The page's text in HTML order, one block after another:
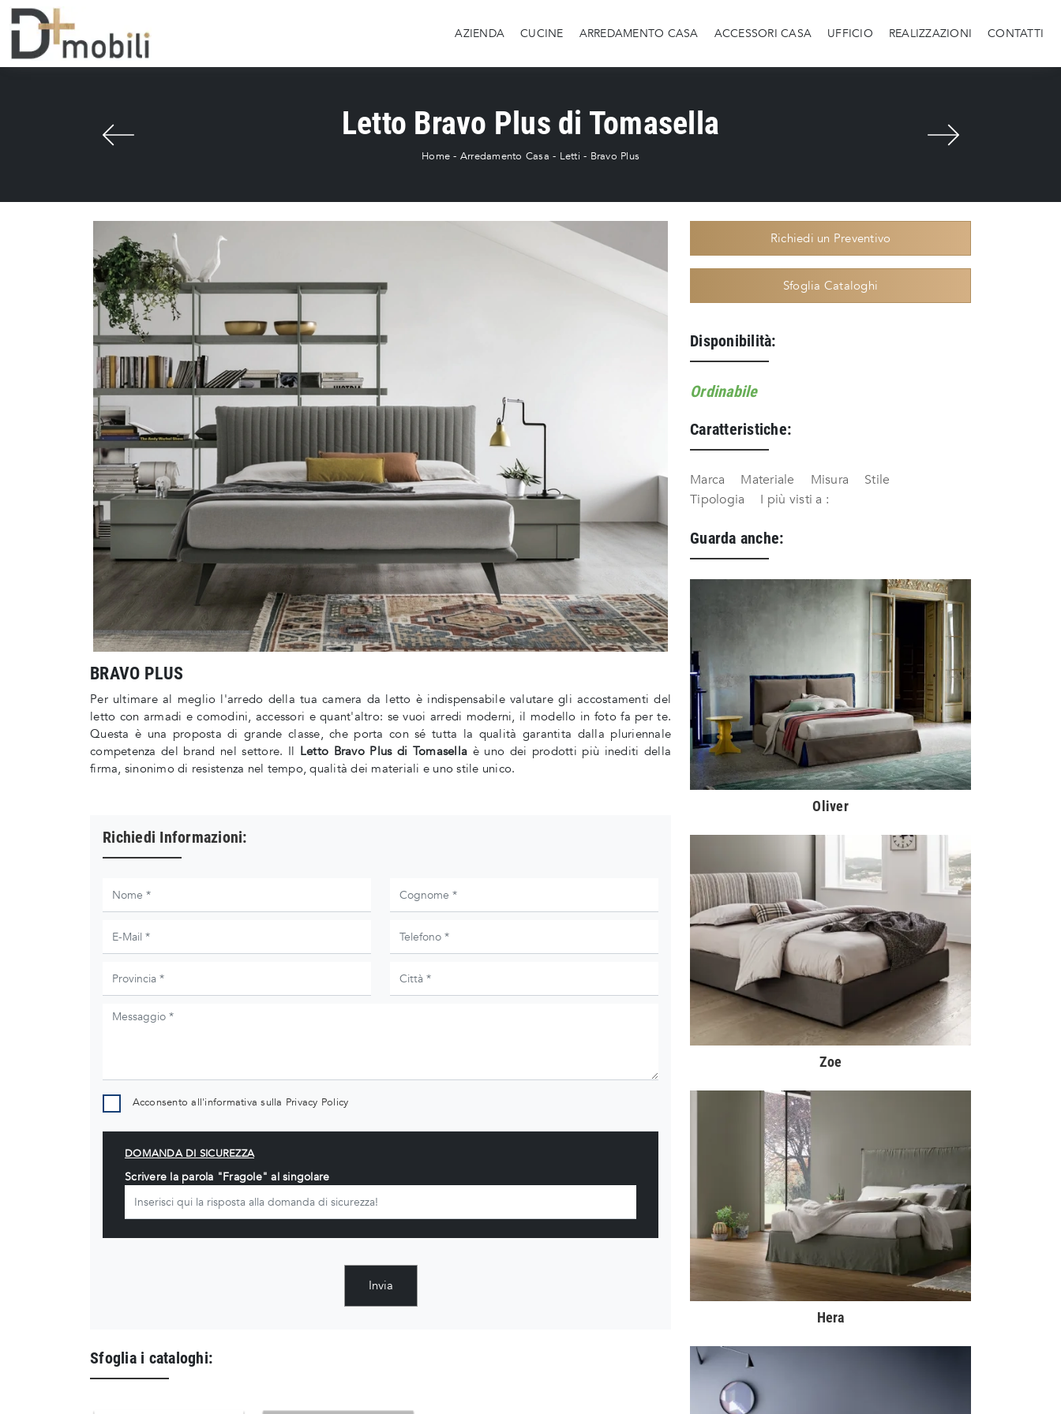
AZIENDA CUCINE ARREDAMENTO CASA ACCESSORI CASA UFFICIO REALIZZAZIONI CONTATTI
Letto Bravo Plus di Tomasella
Home - Arredamento Casa - Letti - Bravo Plus
BRAVO PLUS
Per ultimare al meglio l'arredo della tua camera da letto è indispensabile valutare gli accostamenti del
letto con armadi e comodini, accessori e quant'altro: se vuoi arredi moderni, il modello in foto fa per te.
Questa è una proposta di grande classe, che porta con sé tutta la qualità garantita dalla pluriennale
competenza del brand nel settore. Il Letto Bravo Plus di Tomasella è uno dei prodotti più inediti della
firma, sinonimo di resistenza nel tempo, qualità dei materiali e uno stile unico.
Richiedi Informazioni:
Acconsento all'informativa sulla Privacy Policy
DOMANDA DI SICUREZZA
Scrivere la parola "Fragole" al singolare
Invia
Sfoglia i cataloghi:
Richiedi un Preventivo
Sfoglia Cataloghi
Disponibilità:
Ordinabile
Caratteristiche:
Marca Materiale Misura
Stile
Tipologia
I più visti a :
Guarda anche:
Oliver
Zoe
Hera